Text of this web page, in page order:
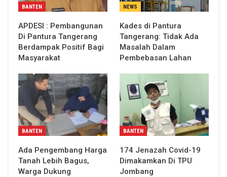
BANTEN
APDESI : Pembangunan
Di Pantura Tangerang
Berdampak Positif Bagi
Masyarakat
NEWS
Kades di Pantura
Tangerang: Tidak Ada
Masalah Dalam
Pembebasan Lahan
BANTEN
Ada Pengembang Harga
Tanah Lebih Bagus,
Warga Dukung
BANTEN
174 Jenazah Covid-19
Dimakamkan Di TPU
Jombang